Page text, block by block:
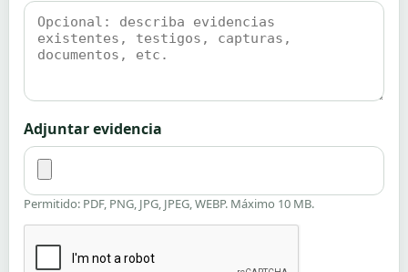
Adjuntar evidencia
Permitido: PDF, PNG, JPG, JPEG, WEBP. Máximo 10 MB.